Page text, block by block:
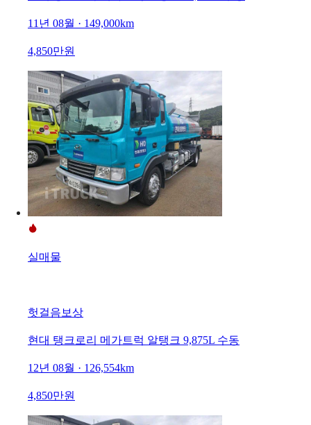
11년 08월 · 149,000km
4,850만원
실매물
헛걸음보상
현대 탱크로리 메가트럭 알탱크 9,875L 수동
12년 08월 · 126,554km
4,850만원